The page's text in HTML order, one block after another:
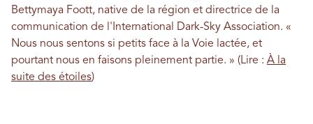
Bettymaya Foott, native de la région et directrice de la
communication de l'International Dark-Sky Association. «
Nous nous sentons si petits face à la Voie lactée, et
pourtant nous en faisons pleinement partie. » (Lire : À la
suite des étoiles)